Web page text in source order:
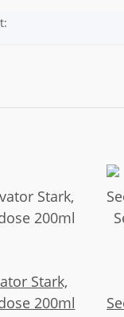
Stark,
200ml